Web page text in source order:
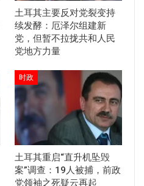
土耳其主要反对党裂变持
续发酵：厄泽尔组建新
党，但暂不拉拢共和人民
党地方力量
时政
土耳其重启“直升机坠毁
案”调查：19人被捕，前政
党领袖之死疑云再起